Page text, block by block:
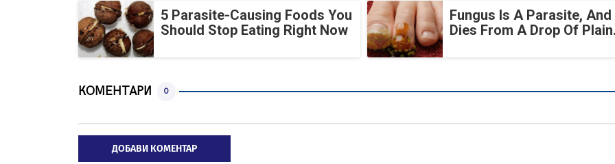
5 Parasite-Causing Foods You
Should Stop Eating Right Now
Fungus Is A Parasite, And
Dies From A Drop Of
КОМЕНТАРИ 0
ДОБАВИ КОМЕНТАР